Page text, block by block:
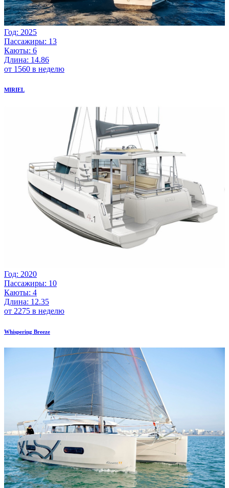
Год: 2025
Пассажиры: 13
Каюты: 6
Длина: 14.86
от 1560 в неделю
MIRIEL
Год: 2020
Пассажиры: 10
Каюты: 4
Длина: 12.35
от 2275 в неделю
Whispering Breeze